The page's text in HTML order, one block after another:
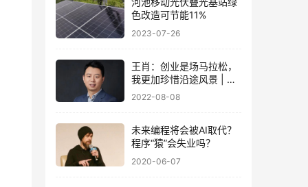
色改造可节能11%
2023-07-26
王肖：创业是场马拉松，
我更加珍惜沿途风景 | 智
能车未来挑战赛人物报道
2022-08-08
未来编程将会被AI取代？
程序“猿”会失业吗？
2020-06-07